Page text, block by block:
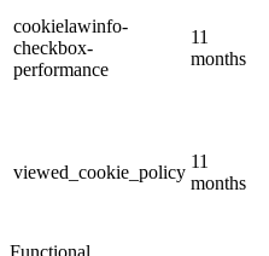
cookielawinfo-
checkbox-
performance
11
months
viewed_cookie_policy
11
months
Functional